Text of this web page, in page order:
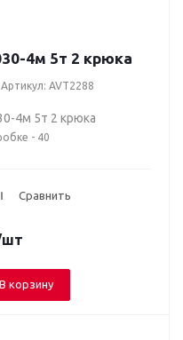
4м 5т 2 крюка
Артикул: AVT2288
4м 5т 2 крюка
- 40
Сравнить
В корзину